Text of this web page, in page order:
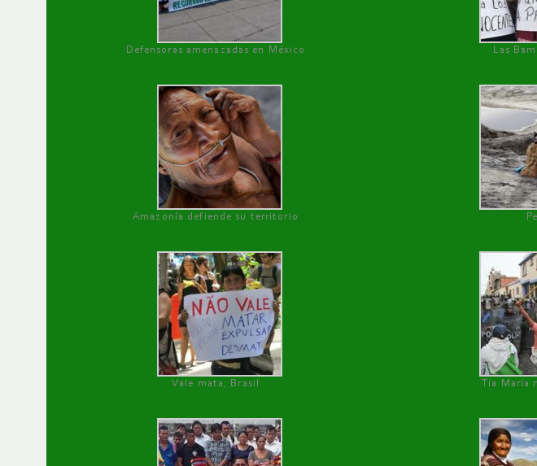
Defensoras amenazadas en México Las
Amazonía defiende su territorio
Vale mata, Brasil Tía María